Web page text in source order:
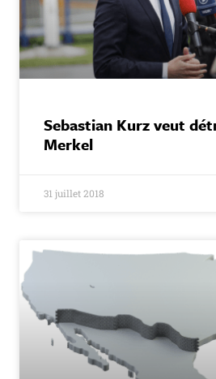
Sebastian Kurz veut
Merkel
31 juillet 2018